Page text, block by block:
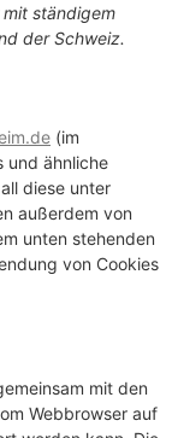
ständigem
der Schweiz.
(im
und ähnliche
diese unter
außerdem von
unten stehenden
von Cookies
mit den
Webbrowser auf